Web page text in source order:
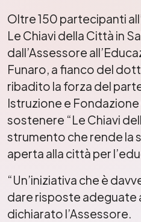
Oltre 150 partecipanti
Le Chiavi della Città in
dall’Assessore
Funaro, a fianco del
ribadito la forza del
Istruzione e Fondazione
sostenere “Le Chiavi
strumento che rende la
aperta alla città per
“Un’iniziativa che è
dare risposte adeguate
dichiarato l’Assessore.